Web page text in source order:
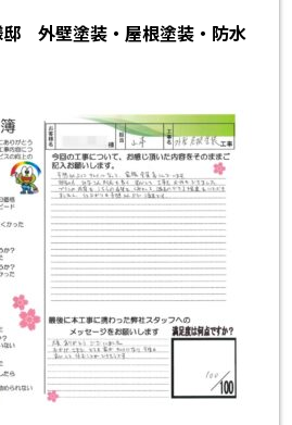
邸 外壁塗装・屋根塗装・防水